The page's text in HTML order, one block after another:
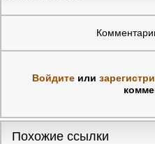
Войдитеили
Похожие ссылки